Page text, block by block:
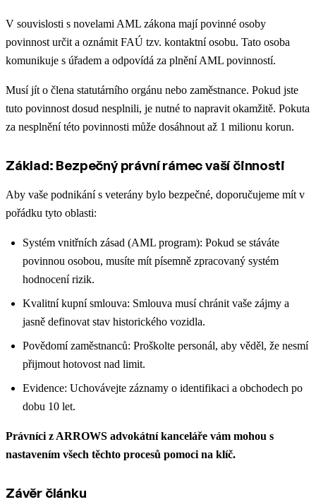
V souvislosti s novelami AML zákona mají povinné osoby
povinnost určit a oznámit FAÚ tzv. kontaktní osobu. Tato osoba
komunikuje s úřadem a odpovídá za plnění AML povinností.
Musí jít o člena statutárního orgánu nebo zaměstnance. Pokud jste
tuto povinnost dosud nesplnili, je nutné to napravit okamžitě. Pokuta
za nesplnění této povinnosti může dosáhnout až 1 milionu korun.
Základ: Bezpečný právní rámec vaší činnosti
Aby vaše podnikání s veterány bylo bezpečné, doporučujeme mít v
pořádku tyto oblasti:
Systém vnitřních zásad (AML program): Pokud se stáváte
povinnou osobou, musíte mít písemně zpracovaný systém
hodnocení rizik.
Kvalitní kupní smlouva: Smlouva musí chránit vaše zájmy a
jasně definovat stav historického vozidla.
Povědomí zaměstnanců: Proškolte personál, aby věděl, že nesmí
přijmout hotovost nad limit.
Evidence: Uchovávejte záznamy o identifikaci a obchodech po
dobu 10 let.
Právníci z ARROWS advokátní kanceláře vám mohou s
nastavením všech těchto procesů pomoci na klíč.
Závěr článku